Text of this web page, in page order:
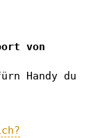
von
Handy du